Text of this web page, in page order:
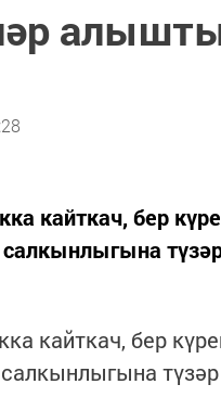
кайткач, бер
кайткач, бер